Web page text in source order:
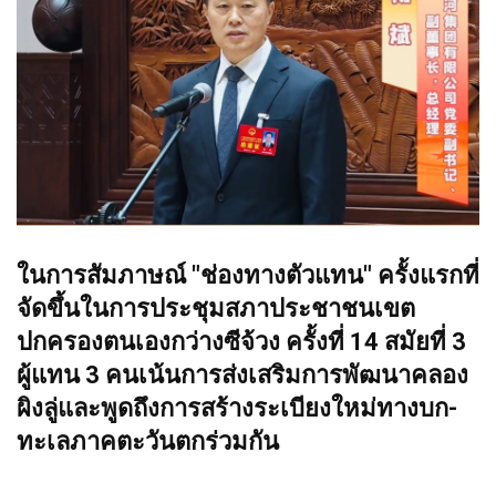
ในการสัมภาษณ์ "ช่องทางตัวแทน" ครั้งแรกที่
จัดขึ้นในการประชุมสภาประชาชนเขต
ปกครองตนเองกว่างซีจ้วง ครั้งที่ 14 สมัยที่ 3
ผู้แทน 3 คนเน้นการส่งเสริมการพัฒนาคลอง
ผิงลู่และพูดถึงการสร้างระเบียงใหม่ทางบก-
ทะเลภาคตะวันตกร่วมกัน